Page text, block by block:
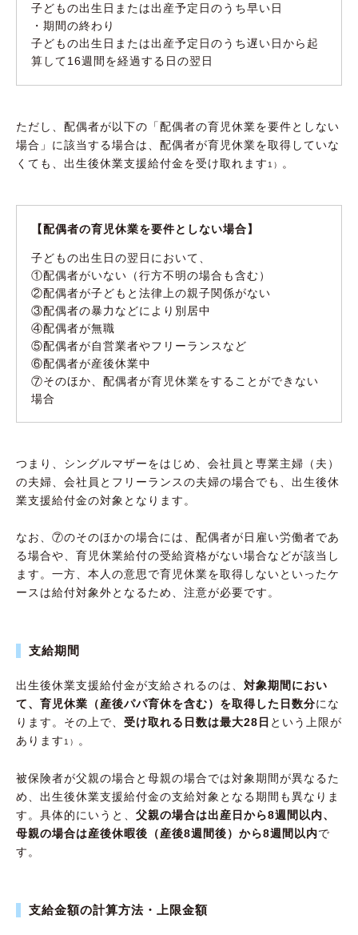
子どもの出生日または出産予定日のうち早い日
・期間の終わり
子どもの出生日または出産予定日のうち遅い日から起
算して16週間を経過する日の翌日
ただし、配偶者が以下の「配偶者の育児休業を要件としない
場合」に該当する場合は、配偶者が育児休業を取得していな
くても、出生後休業支援給付金を受け取れます 1） 。
【配偶者の育児休業を要件としない場合】
子どもの出生日の翌日において、
①配偶者がいない（行方不明の場合も含む）
②配偶者が子どもと法律上の親子関係がない
③配偶者の暴力などにより別居中
④配偶者が無職
⑤配偶者が自営業者やフリーランスなど
⑥配偶者が産後休業中
⑦そのほか、配偶者が育児休業をすることができない
場合
つまり、シングルマザーをはじめ、会社員と専業主婦（夫）
の夫婦、会社員とフリーランスの夫婦の場合でも、出生後休
業支援給付金の対象となります。
なお、⑦のそのほかの場合には、配偶者が日雇い労働者であ
る場合や、育児休業給付の受給資格がない場合などが該当し
ます。一方、本人の意思で育児休業を取得しないといったケ
ースは給付対象外となるため、注意が必要です。
支給期間
出生後休業支援給付金が支給されるのは、 対象期間におい
て、育児休業（産後パパ育休を含む）を取得した日数分にな
ります。その上で、 受け取れる日数は最大28日 という上限が
あります1） 。
被保険者が父親の場合と母親の場合では対象期間が異なるた
め、出生後休業支援給付金の支給対象となる期間も異なりま
す。具体的にいうと、 父親の場合は出産日から8週間以内、
母親の場合は産後休暇後（産後8週間後）から8週間以内で
す。
支給金額の計算方法・上限金額